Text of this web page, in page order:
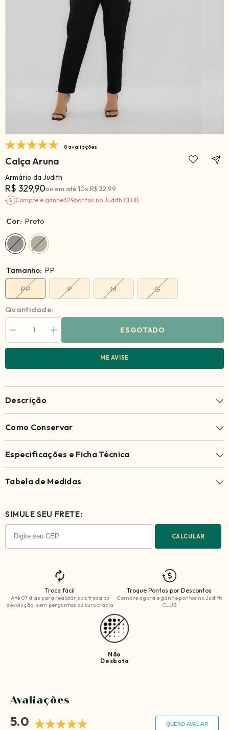
8 avaliações
Calça Aruna
Armário da Judith
R$ 329,90ou em até 10x R$ 32,99
Compre e ganhe329pontos no Judith CLUB
Cor: Preto
Tamanho: PP
PP
P M G
Quantidade:
Diminuir
quantidade
para
Aumentar
quantidade
para
ESGOTADO
ME AVISE
Descrição
Como Conservar
Especificações e Ficha Técnica
Tabela de Medidas
SIMULE SEU FRETE:
CALCULAR
Troca fácil
Até 07 dias para realizar sua troca ou
devolução, sem perguntas ou burocracia
Troque Pontos por Descontos
Compre agora e ganhepontos no Judith
CLUB
Não
Desbota
Avaliações
5.0 QUERO AVALIAR